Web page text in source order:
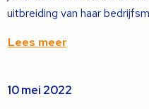
uitbreiding van haar
Lees meer
meer
10 mei 2022